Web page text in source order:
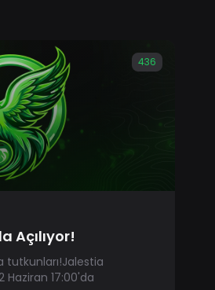
436
Açılıyor!
tutkunları!Jalestia
Haziran 17:00'da